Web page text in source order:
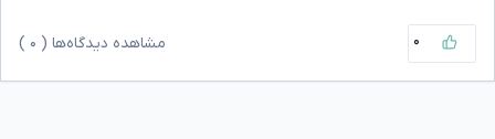
۰ مشاهده دیدگاه‌ها ( ۰